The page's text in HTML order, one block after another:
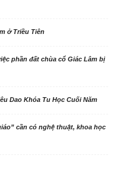
ở Triều Tiên
phần đất chùa cổ Giác Lâm bị
Dao Khóa Tu Học Cuối Năm
cần có nghệ thuật, khoa học